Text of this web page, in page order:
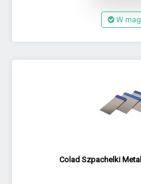
W
Colad Szpachelki